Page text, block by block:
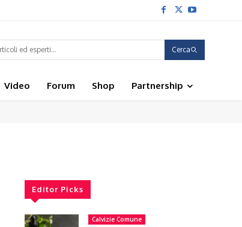
Cerca
Video Forum Shop Partnership
Editor Picks
Calvizie Comune